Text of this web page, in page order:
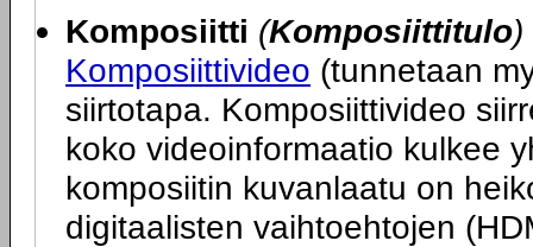
Komposiitti (Komposiittitulo)
Komposiittivideo (tunnetaan
siirtotapa. Komposiittivideo
koko videoinformaatio kulkee
komposiitin kuvanlaatu on
digitaalisten vaihtoehtojen